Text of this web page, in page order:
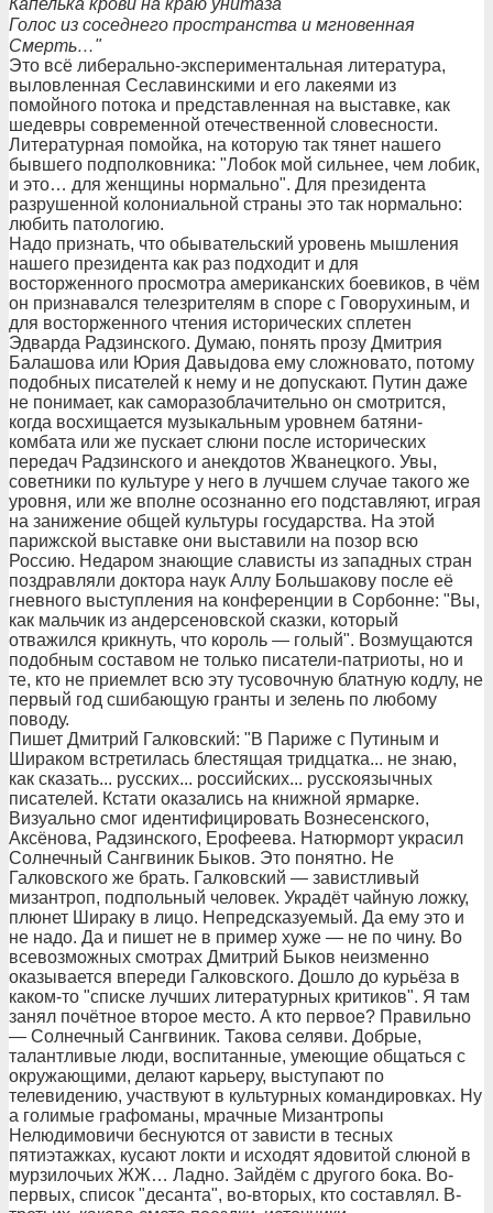
Капелька крови на краю унитаза
Голос из соседнего пространства и мгновенная
Смерть…"
Это всё либерально-экспериментальная литература,
выловленная Сеславинскими и его лакеями из
помойного потока и представленная на выставке, как
шедевры современной отечественной словесности.
Литературная помойка, на которую так тянет нашего
бывшего подполковника: "Лобок мой сильнее, чем лобик,
и это… для женщины нормально". Для президента
разрушенной колониальной страны это так нормально:
любить патологию.
Надо признать, что обывательский уровень мышления
нашего президента как раз подходит и для
восторженного просмотра американских боевиков, в чём
он признавался телезрителям в споре с Говорухиным, и
для восторженного чтения исторических сплетен
Эдварда Радзинского. Думаю, понять прозу Дмитрия
Балашова или Юрия Давыдова ему сложновато, потому
подобных писателей к нему и не допускают. Путин даже
не понимает, как саморазоблачительно он смотрится,
когда восхищается музыкальным уровнем батяни-
комбата или же пускает слюни после исторических
передач Радзинского и анекдотов Жванецкого. Увы,
советники по культуре у него в лучшем случае такого же
уровня, или же вполне осознанно его подставляют, играя
на занижение общей культуры государства. На этой
парижской выставке они выставили на позор всю
Россию. Недаром знающие слависты из западных стран
поздравляли доктора наук Аллу Большакову после её
гневного выступления на конференции в Сорбонне: "Вы,
как мальчик из андерсеновской сказки, который
отважился крикнуть, что король — голый". Возмущаются
подобным составом не только писатели-патриоты, но и
те, кто не приемлет всю эту тусовочную блатную кодлу, не
первый год сшибающую гранты и зелень по любому
поводу.
Пишет Дмитрий Галковский: "В Париже с Путиным и
Шираком встретилась блестящая тридцатка... не знаю,
как сказать... русских... российских... русскоязычных
писателей. Кстати оказались на книжной ярмарке.
Визуально смог идентифицировать Вознесенского,
Аксёнова, Радзинского, Ерофеева. Натюрморт украсил
Солнечный Сангвиник Быков. Это понятно. Не
Галковского же брать. Галковский — завистливый
мизантроп, подпольный человек. Украдёт чайную ложку,
плюнет Шираку в лицо. Непредсказуемый. Да ему это и
не надо. Да и пишет не в пример хуже — не по чину. Во
всевозможных смотрах Дмитрий Быков неизменно
оказывается впереди Галковского. Дошло до курьёза в
каком-то "списке лучших литературных критиков". Я там
занял почётное второе место. А кто первое? Правильно
— Солнечный Сангвиник. Такова селяви. Добрые,
талантливые люди, воспитанные, умеющие общаться с
окружающими, делают карьеру, выступают по
телевидению, участвуют в культурных командировках. Ну
а голимые графоманы, мрачные Мизантропы
Нелюдимовичи беснуются от зависти в тесных
пятиэтажках, кусают локти и исходят ядовитой слюной в
мурзилочьих ЖЖ… Ладно. Зайдём с другого бока. Во-
первых, список "десанта", во-вторых, кто составлял. В-